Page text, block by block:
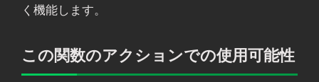
く機能します。
この関数のアクションでの使用可能性